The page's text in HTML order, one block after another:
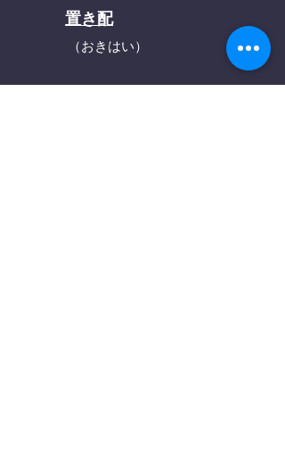
置き配
（おきはい）